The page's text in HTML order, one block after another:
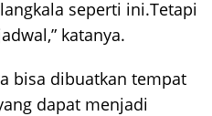
seperti ini.Tetapi
katanya.
bisa dibuatkan tempat
dapat menjadi